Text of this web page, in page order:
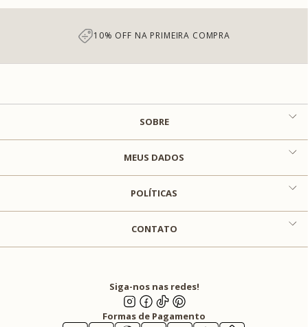
10% OFF NA PRIMEIRA COMPRA
SOBRE
MEUS DADOS
POLÍTICAS
CONTATO
Siga-nos nas redes!
Formas de Pagamento